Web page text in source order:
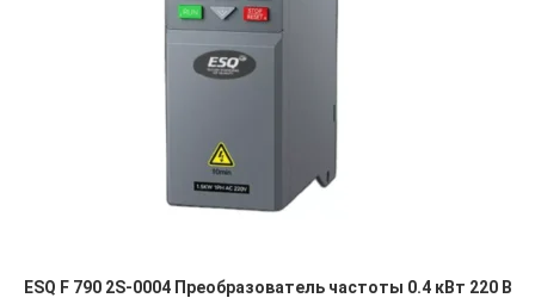
ESQ F 790 2S-0004 Преобразователь частоты 0.4 кВт 220 В